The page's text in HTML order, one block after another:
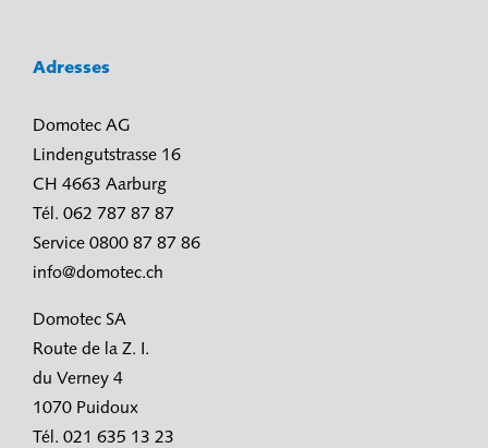
Adresses
Domotec AG
Lindengutstrasse 16
CH 4663 Aarburg
Tél. 062 787 87 87
Service 0800 87 87 86
info@domotec.ch
Domotec SA
Route de la Z. I.
du Verney 4
1070 Puidoux
Tél. 021 635 13 23